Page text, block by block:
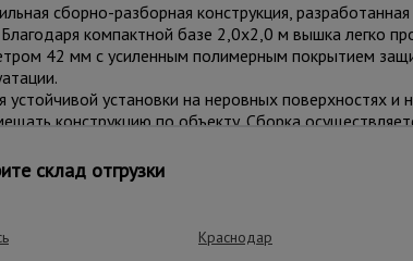
сборно-разборная конструкция,
компактной базе 2,0x2,0 м вышка легко
42 мм с усиленным полимерным покрытием
установки на неровных поверхностях
конструкцию по объекту. Сборка
до 250 кг обеспечивает комфортную
в строительстве, ремонте, монтаже
на лестничных площадках и узких
склад отгрузки
Краснодар